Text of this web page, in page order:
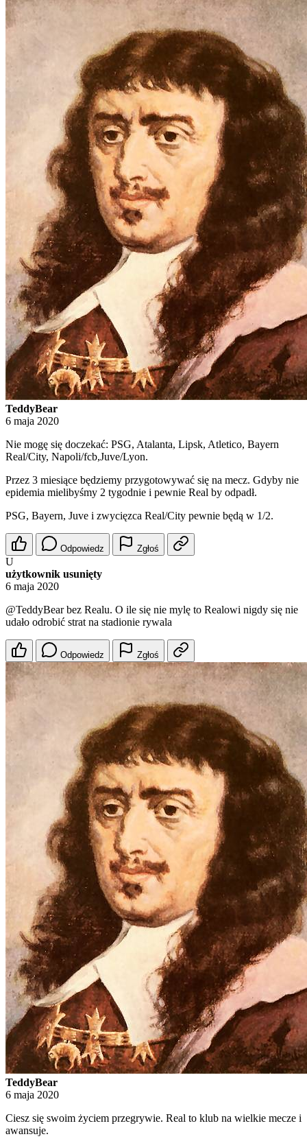
TeddyBear
6 maja 2020
Nie mogę się doczekać: PSG, Atalanta, Lipsk, Atletico, Bayern
Real/City, Napoli/fcb,Juve/Lyon.
Przez 3 miesiące będziemy przygotowywać się na mecz. Gdyby nie
epidemia mielibyśmy 2 tygodnie i pewnie Real by odpadł.
PSG, Bayern, Juve i zwycięzca Real/City pewnie będą w 1/2.
Odpowiedz Zgłoś
U
użytkownik usunięty
6 maja 2020
@TeddyBearbez Realu. O ile się nie mylę to Realowi nigdy się nie
udało odrobić strat na stadionie rywala
Odpowiedz Zgłoś
TeddyBear
6 maja 2020
Ciesz się swoim życiem przegrywie. Real to klub na wielkie mecze i
awansuje.